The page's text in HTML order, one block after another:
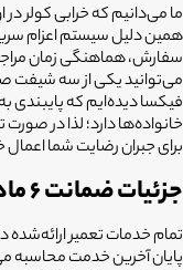
ما می‌دانیم که خرابی کولر
سفارش، هماهنگی زمان
می‌توانید یکی از سه شیفت
فیکسا دیده‌ایم که پایبندی
خانواده‌ها دارد؛ لذا در
برای جبران رضایت شما
جزئیات ضمانت ۶ ماهه خدمات تعمیر فیکسا
پایان آخرین خدمت محاسبه